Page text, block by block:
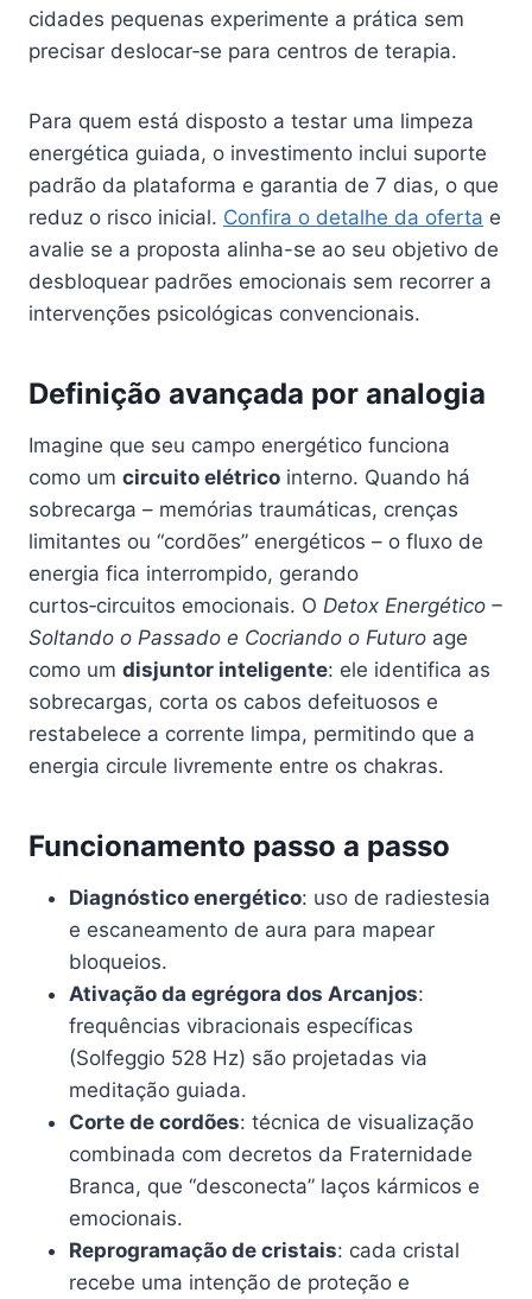
cidades pequenas experimente a prática sem
precisar deslocar‑se para centros de terapia.
Para quem está disposto a testar uma limpeza
energética guiada, o investimento inclui suporte
padrão da plataforma e garantia de 7 dias, o que
reduz o risco inicial. Confira o detalhe da oferta e
avalie se a proposta alinha-se ao seu objetivo de
desbloquear padrões emocionais sem recorrer a
intervenções psicológicas convencionais.
Definição avançada por analogia
Imagine que seu campo energético funciona
como um circuito elétrico interno. Quando há
sobrecarga – memórias traumáticas, crenças
limitantes ou “cordões” energéticos – o fluxo de
energia fica interrompido, gerando
curtos‑circuitos emocionais. O Detox Energético –
Soltando o Passado e Cocriando o Futuro age
como um disjuntor inteligente: ele identifica as
sobrecargas, corta os cabos defeituosos e
restabelece a corrente limpa, permitindo que a
energia circule livremente entre os chakras.
Funcionamento passo a passo
Diagnóstico energético: uso de radiestesia
e escaneamento de aura para mapear
bloqueios.
Ativação da egrégora dos Arcanjos:
frequências vibracionais específicas
(Solfeggio 528 Hz) são projetadas via
meditação guiada.
Corte de cordões: técnica de visualização
combinada com decretos da Fraternidade
Branca, que “desconecta” laços kármicos e
emocionais.
Reprogramação de cristais: cada cristal
recebe uma intenção de proteção e